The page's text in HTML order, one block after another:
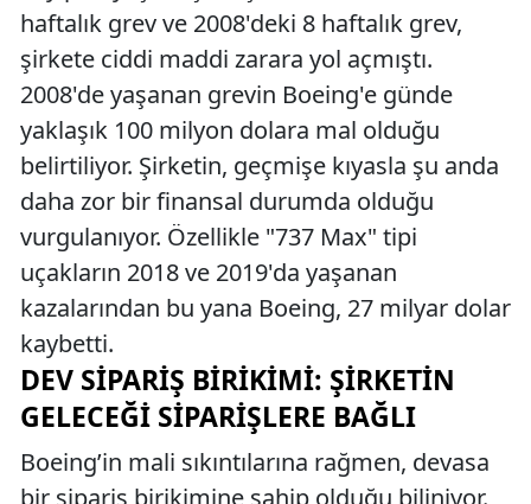
haftalık grev ve 2008'deki 8 haftalık grev,
şirkete ciddi maddi zarara yol açmıştı.
2008'de yaşanan grevin Boeing'e günde
yaklaşık 100 milyon dolara mal olduğu
belirtiliyor. Şirketin, geçmişe kıyasla şu anda
daha zor bir finansal durumda olduğu
vurgulanıyor. Özellikle "737 Max" tipi
uçakların 2018 ve 2019'da yaşanan
kazalarından bu yana Boeing, 27 milyar dolar
kaybetti.
DEV SIPARIŞ BIRIKIMI: ŞIRKETIN
GELECEĞI SIPARIŞLERE BAĞLI
Boeing’in mali sıkıntılarına rağmen, devasa
bir sipariş birikimine sahip olduğu biliniyor.